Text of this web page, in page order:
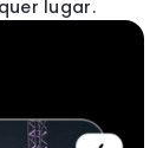
lugar.